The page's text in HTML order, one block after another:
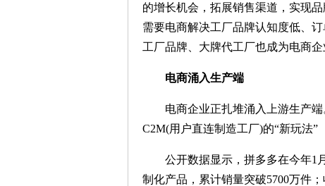
的增长机会，拓展销售渠道，实现
需要电商解决工厂品牌认知度低、
工厂品牌、大牌代工厂也成为电商企
电商涌入生产端
电商企业正扎堆涌入上游生产端
C2M(用户直连制造工厂)的“新玩法”
公开数据显示，拼多多在今年1月
制化产品，累计销量突破5700万件